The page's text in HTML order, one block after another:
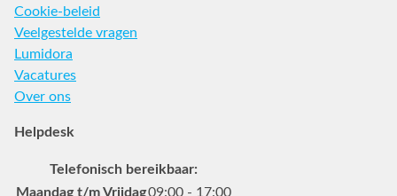
Cookie-beleid
Veelgestelde vragen
Lumidora
Vacatures
Over ons
Helpdesk
Telefonisch bereikbaar:
Maandag t/m Vrijdag09:00 - 17:00